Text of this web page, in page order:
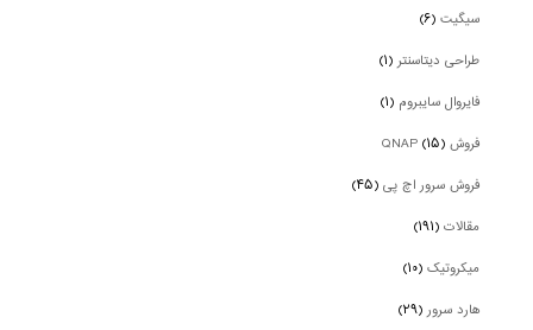
سیگیت(۶)
طراحی دیتاسنتر(۱)
فایروال سایبروم (۱)
فروش QNAP (۱۵)
فروش سرور اچ پی(۴۵)
مقالات(۱۹۱)
میکروتیک(۱۰)
هارد سرور(۲۹)